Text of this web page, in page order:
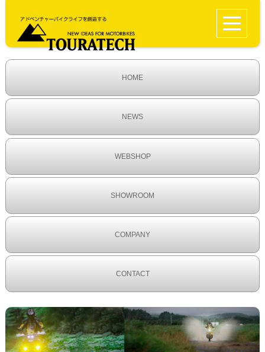
HOME
NEWS
WEBSHOP
SHOWROOM
COMPANY
CONTACT